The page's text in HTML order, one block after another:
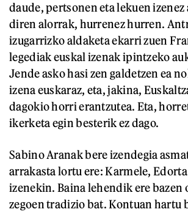
daude, pertsonen eta lekuen izenez
diren alorrak, hurrenez hurren.
izugarrizko aldaketa ekarri zuen
legediak euskal izenak ipintzeko
Jende asko hasi zen galdetzen ea
izena euskaraz, eta, jakina,
dagokio horri erantzutea. Eta,
ikerketa egin besterik ez dago.
Sabino Aranak bere izendegia
arrakasta lortu ere: Karmele,
izenekin. Baina lehendik ere bazen
zegoen tradizio bat. Kontuan hartu